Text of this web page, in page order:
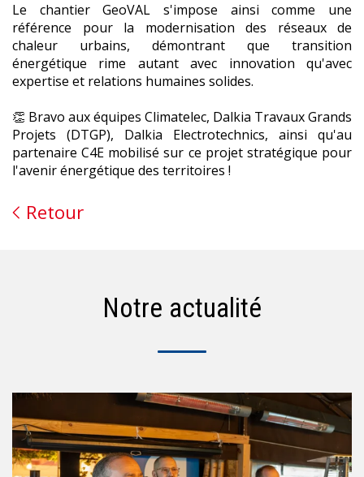
Le chantier GeoVAL s'impose ainsi comme une
référence pour la modernisation des réseaux de
chaleur urbains, démontrant que transition
énergétique rime autant avec innovation qu'avec
expertise et relations humaines solides.
👏 Bravo aux équipes Climatelec, Dalkia Travaux Grands
Projets (DTGP), Dalkia Electrotechnics, ainsi qu'au
partenaire C4E mobilisé sur ce projet stratégique pour
l'avenir énergétique des territoires !
Retour
Notre actualité